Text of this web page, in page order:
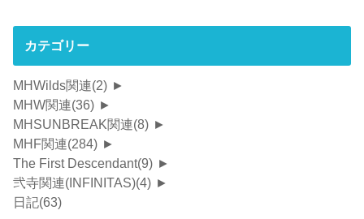
カテゴリー
MHWilds関連(2) ►
MHW関連(36) ►
MHSUNBREAK関連(8) ►
MHF関連(284) ►
The First Descendant(9) ►
弐寺関連(INFINITAS)(4) ►
日記(63)